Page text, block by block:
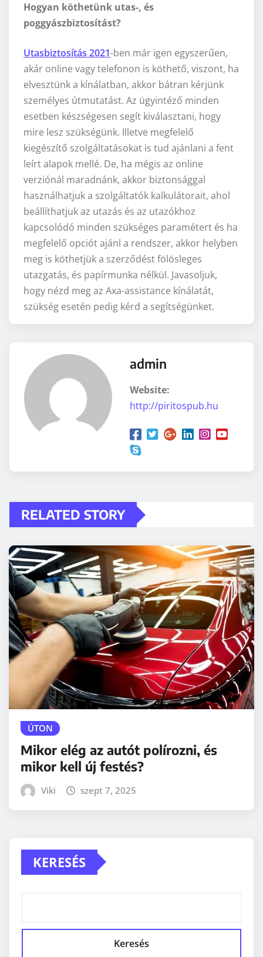
Hogyan köthetünk utas-, és
poggyászbiztosítást?
Utasbiztosítás 2021-ben már igen egyszerűen,
akár online vagy telefonon is köthető, viszont, ha
elvesztünk a kínálatban, akkor bátran kérjünk
személyes útmutatást. Az ügyintéző minden
esetben készségesen segít kiválasztani, hogy
mire lesz szükségünk. Illetve megfelelő
kiegészítő szolgáltatásokat is tud ajánlani a fent
leírt alapok mellé. De, ha mégis az online
verziónál maradnánk, akkor biztonsággal
használhatjuk a szolgáltatók kalkulátorait, ahol
beállíthatjuk az utazás és az utazókhoz
kapcsolódó minden szükséges paramétert és ha
megfelelő opciót ajánl a rendszer, akkor helyben
meg is köthetjük a szerződést fölösleges
utazgatás, és papírmunka nélkül. Javasoljuk,
hogy nézd meg az Axa-assistance kínálatát,
szükség esetén pedig kérd a segítségünket.
admin
Website:
http://piritospub.hu
RELATED STORY
ÚTON
Mikor elég az autót polírozni, és
mikor kell új festés?
Viki szept 7, 2025
KERESÉS
Keresés